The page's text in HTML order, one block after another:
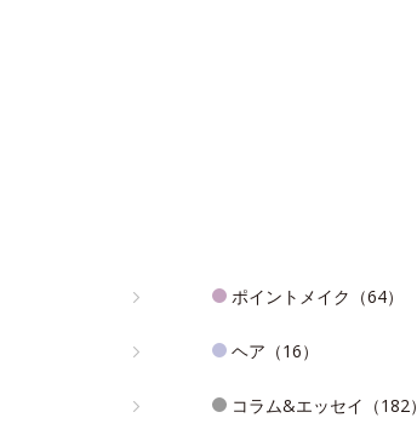
ポイントメイク（64）
ヘア（16）
コラム&エッセイ（182）